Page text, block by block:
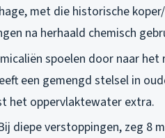
met die historische
na herhaald chemisch
spoelen door naar
een gemengd stelsel in
het oppervlaktewater extra.
diepe verstoppingen, zeg 8